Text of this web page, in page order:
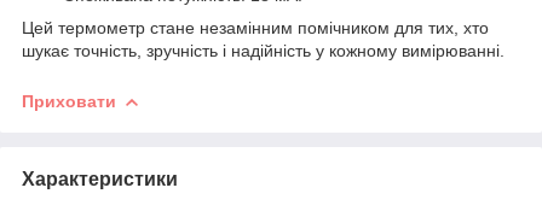
Цей термометр стане незамінним помічником для тих, хто
шукає точність, зручність і надійність у кожному вимірюванні.
Приховати
Характеристики